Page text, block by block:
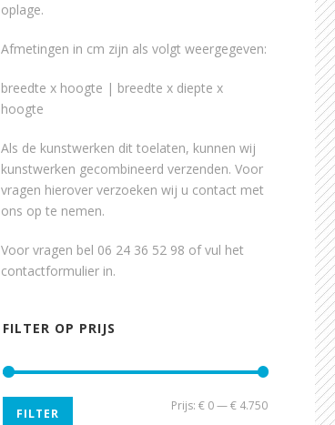
oplage.
Afmetingen in cm zijn als volgt weergegeven:
breedte x hoogte | breedte x diepte x
hoogte
Als de kunstwerken dit toelaten, kunnen wij
kunstwerken gecombineerd verzenden. Voor
vragen hierover verzoeken wij u contact met
ons op te nemen.
Voor vragen bel 06 24 36 52 98 of vul het
contactformulier in.
FILTER OP PRIJS
Min.
Max.
FILTER
Prijs: € 0—€ 4.750